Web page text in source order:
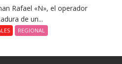
Rafael «N», el operador
de un...
REGIONAL